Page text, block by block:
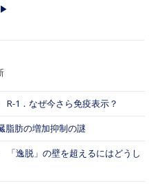
1．なぜ今さら免疫表示？
肪の増加抑制の謎
逸脱」の壁を超えるにはどうし